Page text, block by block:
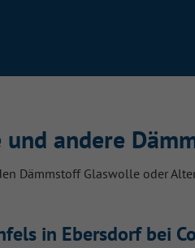
andere
Dämmstoff Glaswolle oder
in Ebersdorf bei